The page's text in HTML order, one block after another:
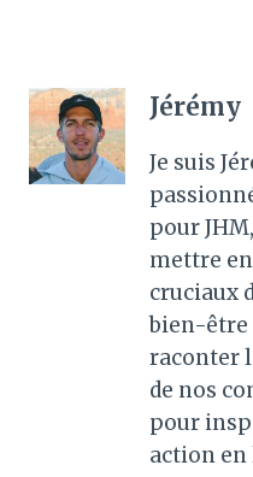
Jérémy
Je suis
pour
mettre
cruciaux
bien-être
raconter
de nos
pour
action en